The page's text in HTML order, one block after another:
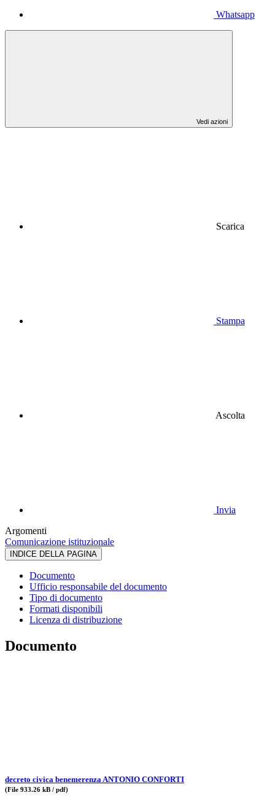
Whatsapp
Vedi azioni
Scarica
Stampa
Ascolta
Invia
Argomenti
Comunicazione istituzionale
INDICE DELLA PAGINA
Documento
Ufficio responsabile del documento
Tipo di documento
Formati disponibili
Licenza di distribuzione
Documento
decreto civica benemerenza ANTONIO CONFORTI
(File 933.26 kB / pdf)